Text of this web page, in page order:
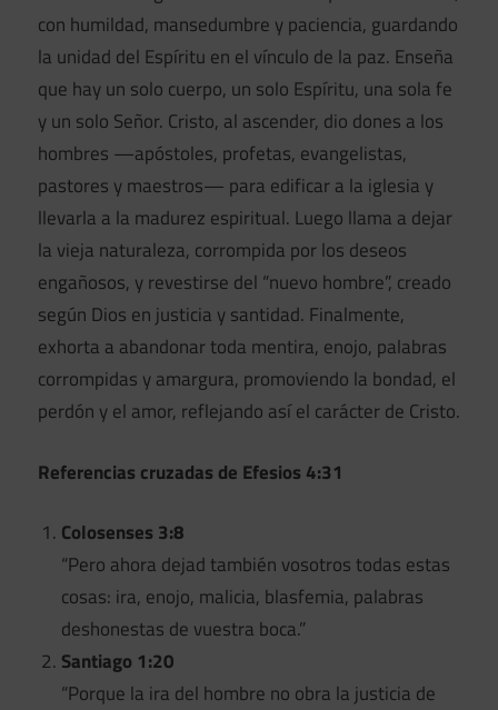
con humildad, mansedumbre y paciencia, guardando
la unidad del Espíritu en el vínculo de la paz. Enseña
que hay un solo cuerpo, un solo Espíritu, una sola fe
y un solo Señor. Cristo, al ascender, dio dones a los
hombres —apóstoles, profetas, evangelistas,
pastores y maestros— para edificar a la iglesia y
llevarla a la madurez espiritual. Luego llama a dejar
la vieja naturaleza, corrompida por los deseos
engañosos, y revestirse del “nuevo hombre”, creado
según Dios en justicia y santidad. Finalmente,
exhorta a abandonar toda mentira, enojo, palabras
corrompidas y amargura, promoviendo la bondad, el
perdón y el amor, reflejando así el carácter de Cristo.
Referencias cruzadas de Efesios 4:31
Colosenses 3:8
“Pero ahora dejad también vosotros todas estas
cosas: ira, enojo, malicia, blasfemia, palabras
deshonestas de vuestra boca.”
Santiago 1:20
“Porque la ira del hombre no obra la justicia de